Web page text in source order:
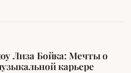
Лиза Бойка: Мечты о
карьере